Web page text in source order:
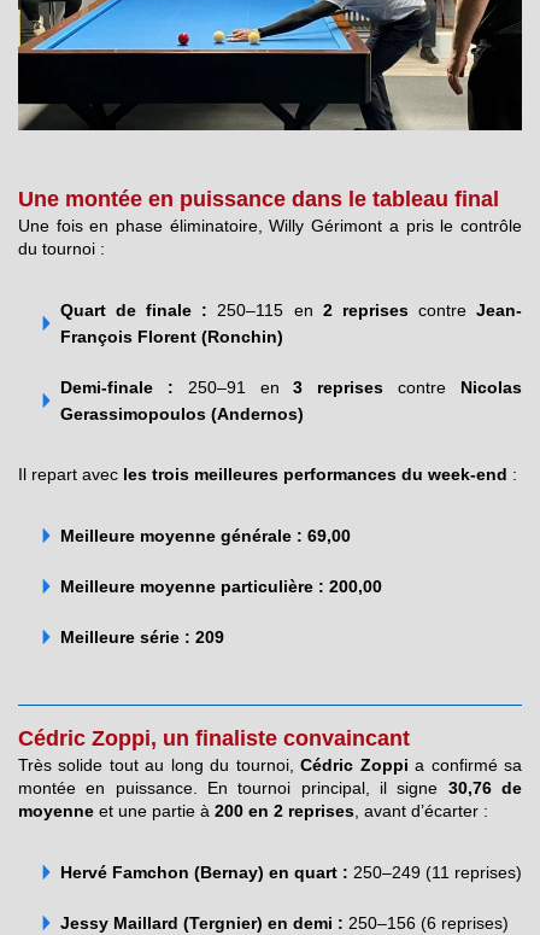
Une montée en puissance dans le tableau final
Une fois en phase éliminatoire, Willy Gérimont a pris le contrôle
du tournoi :
Quart de finale : 250–115 en 2 reprisescontreJean-
François Florent (Ronchin)
Demi-finale : 250–91 en3 reprises contre Nicolas
Gerassimopoulos (Andernos)
Il repart avec les trois meilleures performances du week-end :
Meilleure moyenne générale : 69,00
Meilleure moyenne particulière : 200,00
Meilleure série : 209
Cédric Zoppi, un finaliste convaincant
Très solide tout au long du tournoi,Cédric Zoppi a confirmé sa
montée en puissance. En tournoi principal, il signe 30,76 de
moyenne et une partie à 200 en 2 reprises, avant d’écarter :
Hervé Famchon (Bernay) en quart : 250–249 (11 reprises)
Jessy Maillard (Tergnier) en demi : 250–156 (6 reprises)